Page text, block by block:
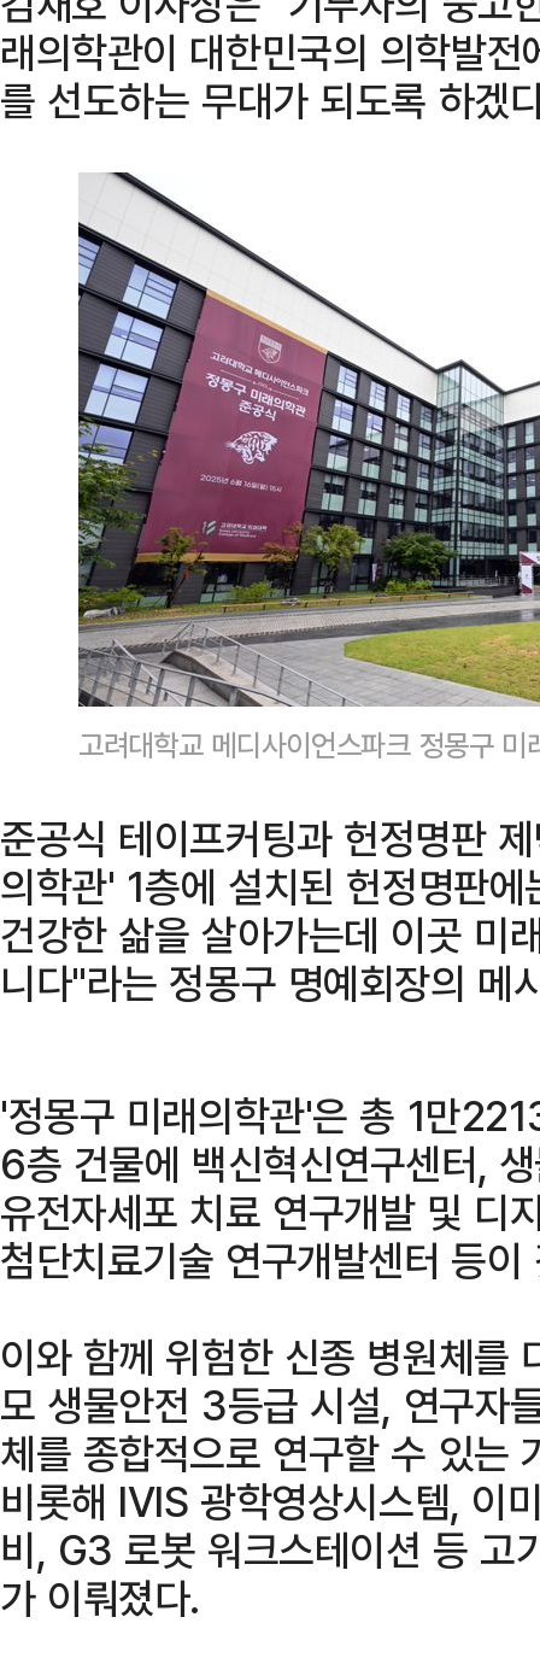
래의학관이 대한민국의 의학발
를 선도하는 무대가 되도록 하겠
고려대학교 메디사이언스파크 정몽구
준공식 테이프커팅과 헌정명판
의학관' 1층에 설치된 헌정명판
건강한 삶을 살아가는데 이곳 미
니다"라는 정몽구 명예회장의 메
'정몽구 미래의학관'은 총 1만
6층 건물에 백신혁신연구센터,
유전자세포 치료 연구개발 및 디
첨단치료기술 연구개발센터 등이
이와 함께 위험한 신종 병원체를
모 생물안전 3등급 시설, 연구자
체를 종합적으로 연구할 수 있는
비롯해 IVIS 광학영상시스템, 이
비, G3 로봇 워크스테이션 등 고
가 이뤄졌다.